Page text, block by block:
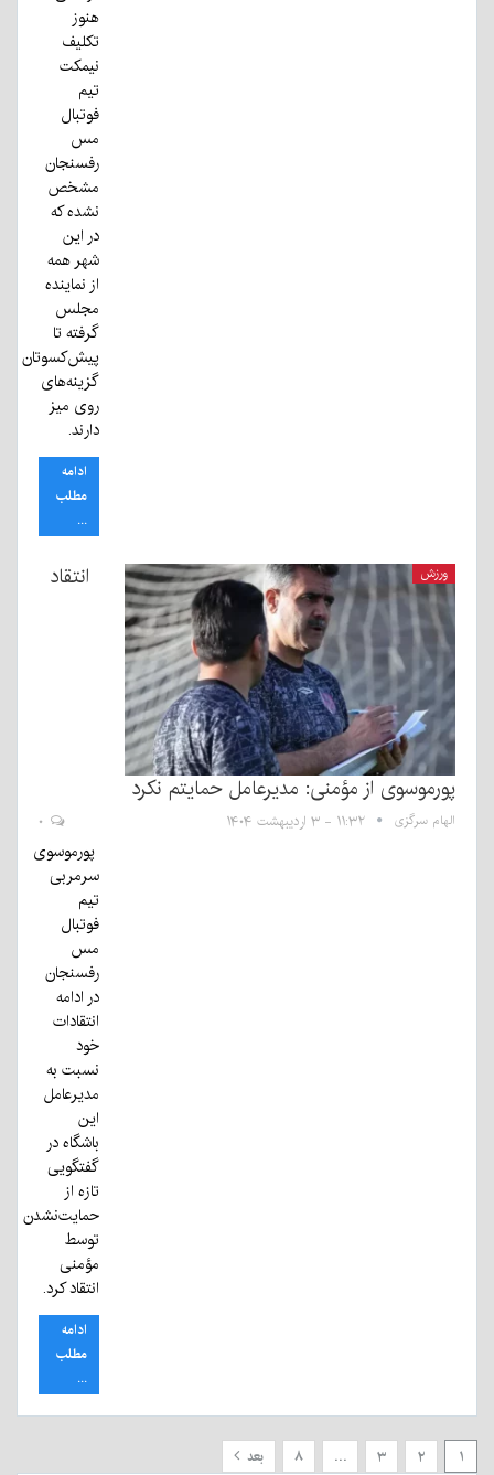
هنوز
تکلیف
نیمکت
تیم
فوتبال
مس
رفسنجان
مشخص
نشده که
در این
شهر همه
از نماینده
مجلس
گرفته تا
پیش‌کسوتان
گزینه‌های
روی میز
دارند.
ادامه
مطلب
...
ورزش انتقاد
پورموسوی از مؤمنی: مدیرعامل حمایتم نکرد
الهام سرگزی ۱۱:۳۲ - ۳ اردیبهشت ۱۴۰۴
پورموسوی
سرمربی
تیم
فوتبال
مس
رفسنجان
در ادامه
انتقادات
خود
نسبت به
مدیرعامل
این
باشگاه در
گفتگویی
تازه از
حمایت‌نشدن
توسط
مؤمنی
انتقاد کرد.
ادامه
مطلب
...
۱ ۲ ۳ … ۸ بعد